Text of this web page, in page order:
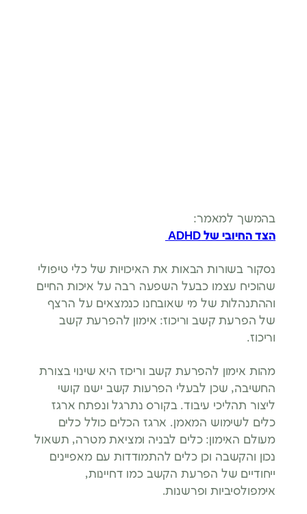
בהמשך למאמר:
הצד החיובי של ADHD
נסקור בשורות הבאות את האיכויות של כלי טיפולי
שהוכיח עצמו כבעל השפעה רבה על איכות החיים
וההתנהלות של מי שאובחנו כנמצאים על הרצף
של הפרעת קשב וריכוז: אימון להפרעת קשב
וריכוז.
מהות אימון להפרעת קשב וריכוז היא שינוי בצורת
החשיבה, שכן לבעלי הפרעות קשב ישנו קושי
ליצור תהליכי עיבוד. בקורס נתרגל ונפתח ארגז
כלים לשימוש המאמן. ארגז הכלים כולל כלים
מעולם האימון: כלים לבניה ומציאת מטרה, תשאול
נכון והקשבה וכן כלים להתמודדות עם מאפיינים
ייחודיים של הפרעת הקשב כמו דחיינות,
אימפולסיביות ופרשנות.